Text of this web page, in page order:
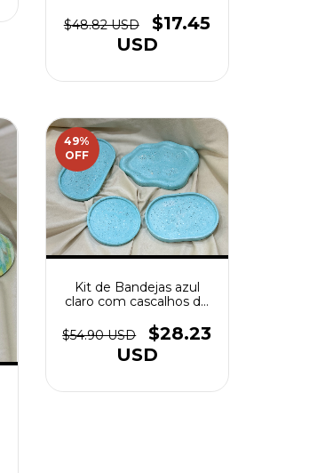
$48.82 USD
$17.45
USD
49%
OFF
Kit de Bandejas azul
claro com cascalhos de
$54.90 USD
$28.23
USD